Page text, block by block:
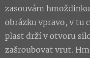
zasouvám
obrázku vpravo, v tu
plast drží v otvoru
zašroubovat vrut.